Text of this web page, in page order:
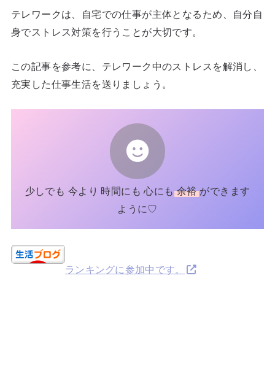
テレワークは、自宅での仕事が主体となるため、自分自
身でストレス対策を行うことが大切です。
この記事を参考に、テレワーク中のストレスを解消し、
充実した仕事生活を送りましょう。
少しでも 今より 時間にも 心にも余裕ができます
ように♡
ランキングに参加中です。